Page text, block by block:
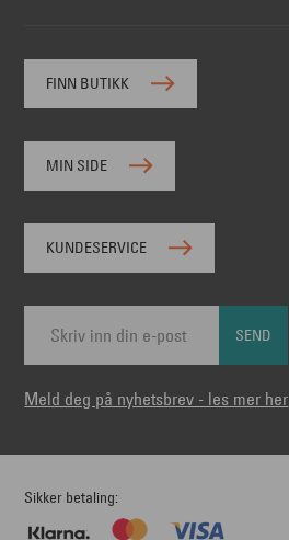
FINN BUTIKK
MIN SIDE
KUNDESERVICE
SEND
Meld deg på nyhetsbrev - les mer her
Sikker betaling